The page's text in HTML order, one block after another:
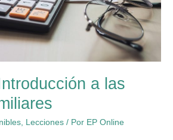
a las
Lecciones / Por EP Online